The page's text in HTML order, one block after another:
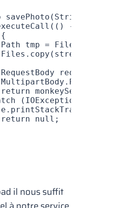
savePhoto ( String
(() ->
{
tmp = Files
. copy (stream, tmp,
. Part
monkeyService
( IOException
. printStackTrace
null ;
il nous suffit